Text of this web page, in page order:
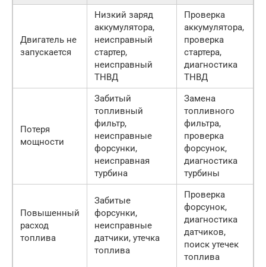
Двигатель не
запускается
Низкий заряд
аккумулятора,
неисправный
стартер,
неисправный
ТНВД
Проверка
аккумулятора,
проверка
стартера,
диагностика
ТНВД
Потеря
мощности
Забитый
топливный
фильтр,
неисправные
форсунки,
неисправная
турбина
Замена
топливного
фильтра,
проверка
форсунок,
диагностика
турбины
Повышенный
расход
топлива
Забитые
форсунки,
неисправные
датчики, утечка
топлива
Проверка
форсунок,
диагностика
датчиков,
поиск утечек
топлива